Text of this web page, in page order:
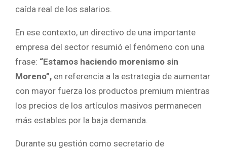
caída real de los salarios.
En ese contexto, un directivo de una importante
empresa del sector resumió el fenómeno con una
frase: “Estamos haciendo morenismo sin
Moreno”, en referencia a la estrategia de aumentar
con mayor fuerza los productos premium mientras
los precios de los artículos masivos permanecen
más estables por la baja demanda.
Durante su gestión como secretario de